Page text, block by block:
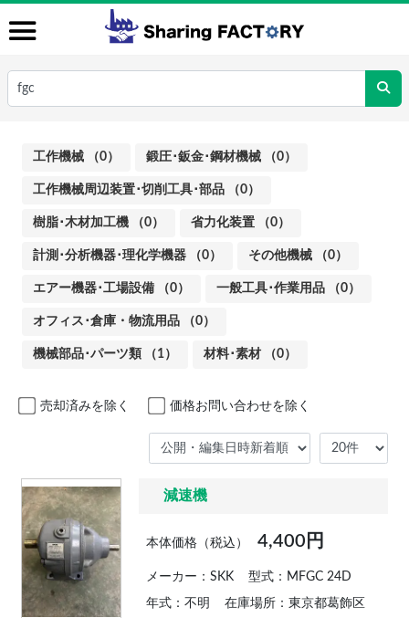
工作機械 （0） 鍛圧･鈑金･鋼材機械 （0）
工作機械周辺装置･切削工具･部品 （0）
樹脂･木材加工機 （0） 省力化装置 （0）
計測･分析機器･理化学機器 （0） その他機械 （0）
エアー機器･工場設備 （0） 一般工具･作業用品 （0）
オフィス･倉庫・物流用品 （0）
機械部品･パーツ類 （1） 材料･素材 （0）
売却済みを除く 価格お問い合わせを除く
減速機
本体価格（税込） 4,400円
メーカー：SKK 型式：MFGC 24D
年式：不明 在庫場所：東京都葛飾区